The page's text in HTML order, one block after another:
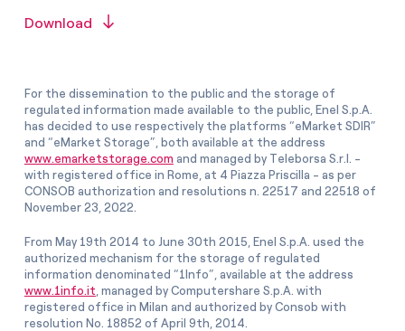
Download
For the dissemination to the public and the storage of
regulated information made available to the public, Enel S.p.A.
has decided to use respectively the platforms “eMarket SDIR”
and “eMarket Storage”, both available at the address
www.emarketstorage.com and managed by Teleborsa S.r.l. -
with registered office in Rome, at 4 Piazza Priscilla - as per
CONSOB authorization and resolutions n. 22517 and 22518 of
November 23, 2022.
From May 19th 2014 to June 30th 2015, Enel S.p.A. used the
authorized mechanism for the storage of regulated
information denominated “1Info”, available at the address
www.1info.it , managed by Computershare S.p.A. with
registered office in Milan and authorized by Consob with
resolution No. 18852 of April 9th, 2014.